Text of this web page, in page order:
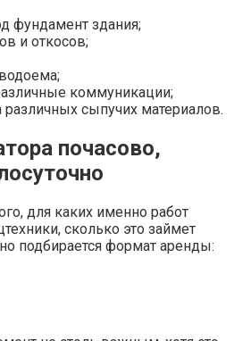
фундамент здания;
и откосов;
коммуникации;
различных сыпучих материалов.
почасово,
для каких именно работ
сколько это займет
подбирается формат аренды: